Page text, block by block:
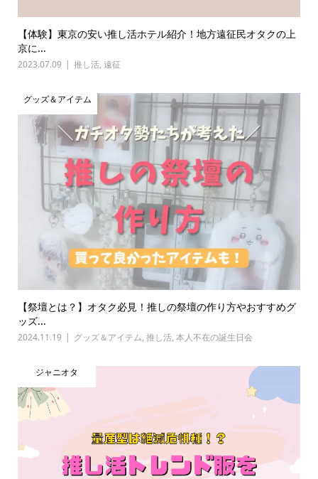
【体験】東京の安い推し活ホテル紹介！地方遠征民オタクの上
京に...
2023.07.09 推し活, 遠征
グッズ＆アイテム
【祭壇とは？】オタク必見！推しの祭壇の作り方やおすすめグ
ッズ...
2024.11.19 グッズ＆アイテム, 推し活, 本人不在の誕生日会
ジャニオタ